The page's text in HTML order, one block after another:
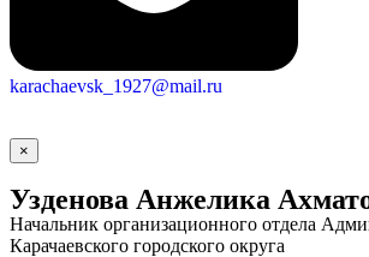
karachaevsk_1927@mail.ru
×
Узденова Анжелика
Начальник организационного отдела
Карачаевского городского округа